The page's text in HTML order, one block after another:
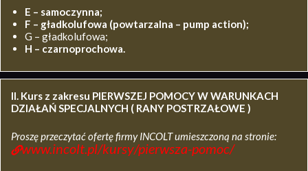
E – samoczynna;
F – gładkolufowa (powtarzalna – pump action);
G – gładkolufowa;
H – czarnoprochowa.
II. Kurs z zakresu PIERWSZEJ POMOCY W WARUNKACH
DZIAŁAŃ SPECJALNYCH ( RANY POSTRZAŁOWE )
Proszę przeczytać ofertę firmy INCOLT umieszczoną na stronie:
www.incolt.pl/kursy/pierwsza-pomoc/